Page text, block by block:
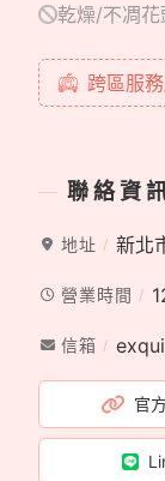
乾燥/不凋花
跨區服
聯絡資
地址 新北
營業時間
信箱
官